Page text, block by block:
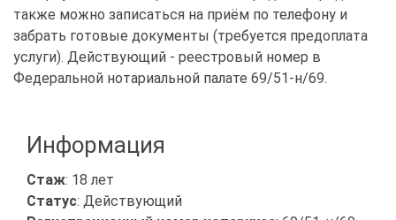
также можно записаться на приём по телефону и
забрать готовые документы (требуется предоплата
услуги). Действующий - реестровый номер в
Федеральной нотариальной палате 69/51-н/69.
Информация
Стаж: 18 лет
Статус: Действующий